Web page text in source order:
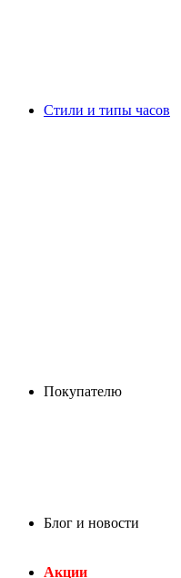
Стили и типы часов
Покупателю
Блог и новости
Акции